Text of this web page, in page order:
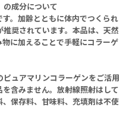
成分について
。加齢とともに体内でつくられ
奨されています。本品は、天然
に加えることで手軽にコラーゲ
ュアマリンコラーゲンをご活用
含みません。放射線照射はして
保存料、甘味料、充填剤は不使